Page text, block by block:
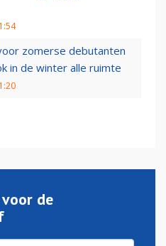
zomerse debutanten
in de winter alle ruimte
de